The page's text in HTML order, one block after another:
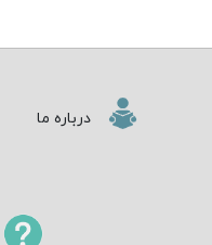
درباره ما